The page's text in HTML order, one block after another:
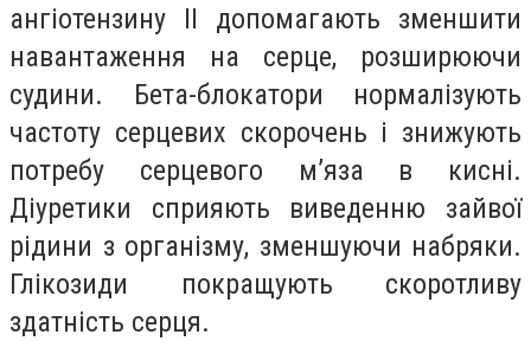
ангіотензину II допомагають зменшити
навантаження на серце, розширюючи
судини. Бета-блокатори нормалізують
частоту серцевих скорочень і знижують
потребу серцевого м’яза в кисні.
Діуретики сприяють виведенню зайвої
рідини з організму, зменшуючи набряки.
Глікозиди покращують скоротливу
здатність серця.